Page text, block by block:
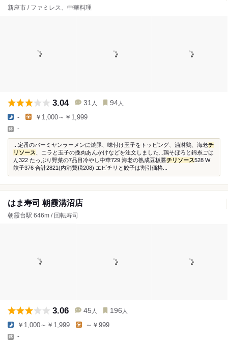
新座市 / ファミレス、中華料理
3.04 31 人 94 人
- ￥1,000～￥1,999
-
...定番のバーミヤンラーメンに焼豚、味付け玉子をトッピング、油淋鶏、海老チ
リソース 、ニラと玉子の挽肉あんかけなどを注文しました...鶏そぼろと錦糸ごは
ん322 たっぷり野菜の7品目冷やし中華729 海老の熟成豆板醤チリソース528 W
餃子376 合計2821(内消費税208) エビチリと餃子は割引価格...
はま寿司 朝霞溝沼店
朝霞台駅 646m / 回転寿司
3.06 45 人 196 人
￥1,000～￥1,999 ～￥999
-